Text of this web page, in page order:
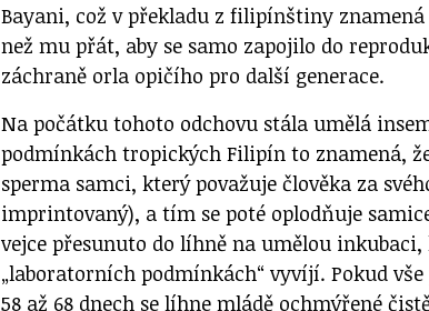
Bayani, což v překladu z filipínštiny znamená
než mu přát, aby se samo zapojilo do
záchraně orla opičího pro další generace.
Na počátku tohoto odchovu stála umělá
podmínkách tropických Filipín to znamená,
sperma samci, který považuje člověka za
imprintovaný), a tím se poté oplodňuje
vejce přesunuto do líhně na umělou inkubaci,
„laboratorních podmínkách“ vyvíjí. Pokud
58 až 68 dnech se líhne mládě ochmýřené